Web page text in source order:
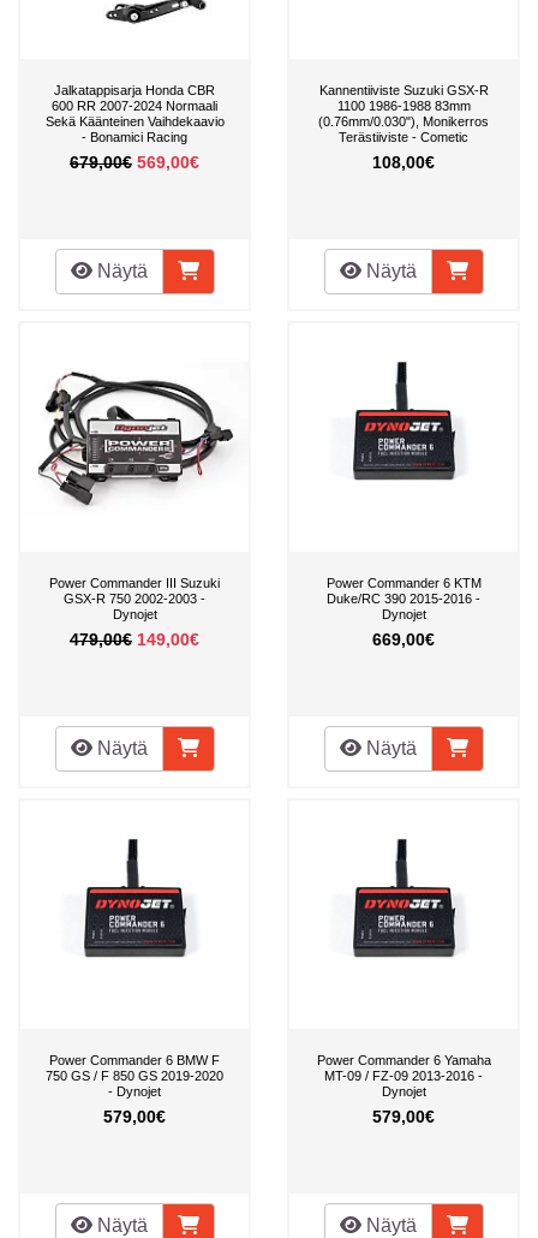
Jalkatappisarja Honda CBR
600 RR 2007-2024 Normaali
Sekä Käänteinen Vaihdekaavio
- Bonamici Racing
679,00€ 569,00€
Näytä
Kannentiiviste Suzuki GSX-R
1100 1986-1988 83mm
(0.76mm/0.030"), Monikerros
Terästiiviste - Cometic
108,00€
Näytä
Power Commander III Suzuki
GSX-R 750 2002-2003 -
Dynojet
479,00€ 149,00€
Näytä
Power Commander 6 KTM
Duke/RC 390 2015-2016 -
Dynojet
669,00€
Näytä
Power Commander 6 BMW F
750 GS / F 850 GS 2019-2020
- Dynojet
579,00€
Näytä
Power Commander 6 Yamaha
MT-09 / FZ-09 2013-2016 -
Dynojet
579,00€
Näytä